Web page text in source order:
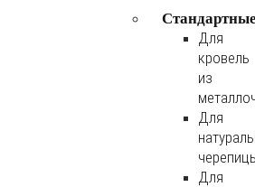
Стандартные
Для
кровель
из
Для
Для